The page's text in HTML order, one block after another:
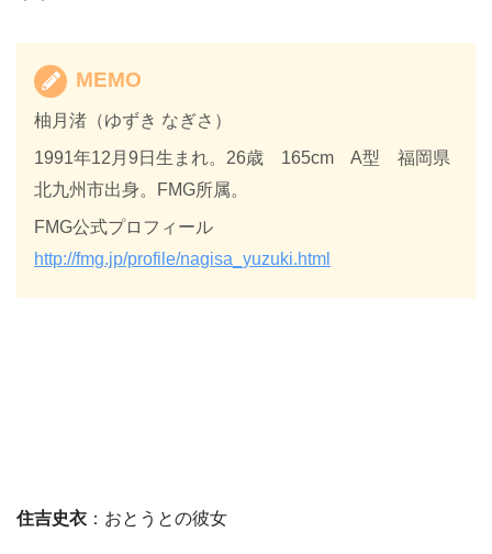
MEMO
柚月渚（ゆずき なぎさ）
1991年12月9日生まれ。26歳 165cm A型 福岡県
北九州市出身。FMG所属。
FMG公式プロフィール
http://fmg.jp/profile/nagisa_yuzuki.html
住吉史衣 ：おとうとの彼女